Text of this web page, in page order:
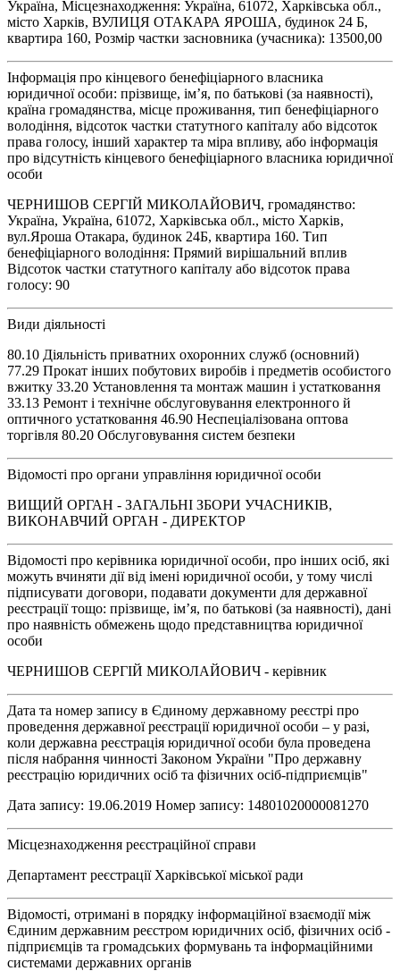
Україна, Місцезнаходження: Україна, 61072, Харківська обл.,
місто Харків, ВУЛИЦЯ ОТАКАРА ЯРОША, будинок 24 Б,
квартира 160, Розмір частки засновника (учасника): 13500,00
Інформація про кінцевого бенефіціарного власника
юридичної особи: прізвище, ім’я, по батькові (за наявності),
країна громадянства, місце проживання, тип бенефіціарного
володіння, відсоток частки статутного капіталу або відсоток
права голосу, інший характер та міра впливу, або інформація
про відсутність кінцевого бенефіціарного власника юридичної
особи
ЧЕРНИШОВ СЕРГІЙ МИКОЛАЙОВИЧ, громадянство:
Україна, Україна, 61072, Харківська обл., місто Харків,
вул.Яроша Отакара, будинок 24Б, квартира 160. Тип
бенефіціарного володіння: Прямий вирішальний вплив
Відсоток частки статутного капіталу або відсоток права
голосу: 90
Види діяльності
80.10 Діяльність приватних охоронних служб (основний)
77.29 Прокат інших побутових виробів і предметів особистого
вжитку 33.20 Установлення та монтаж машин і устатковання
33.13 Ремонт і технічне обслуговування електронного й
оптичного устатковання 46.90 Неспеціалізована оптова
торгівля 80.20 Обслуговування систем безпеки
Відомості про органи управління юридичної особи
ВИЩИЙ ОРГАН - ЗАГАЛЬНІ ЗБОРИ УЧАСНИКІВ,
ВИКОНАВЧИЙ ОРГАН - ДИРЕКТОР
Відомості про керівника юридичної особи, про інших осіб, які
можуть вчиняти дії від імені юридичної особи, у тому числі
підписувати договори, подавати документи для державної
реєстрації тощо: прізвище, ім’я, по батькові (за наявності), дані
про наявність обмежень щодо представництва юридичної
особи
ЧЕРНИШОВ СЕРГІЙ МИКОЛАЙОВИЧ - керівник
Дата та номер запису в Єдиному державному реєстрі про
проведення державної реєстрації юридичної особи – у разі,
коли державна реєстрація юридичної особи була проведена
після набрання чинності Законом України "Про державну
реєстрацію юридичних осіб та фізичних осіб-підприємців"
Дата запису: 19.06.2019 Номер запису: 14801020000081270
Місцезнаходження реєстраційної справи
Департамент реєстрації Харківської міської ради
Відомості, отримані в порядку інформаційної взаємодії між
Єдиним державним реєстром юридичних осіб, фізичних осіб -
підприємців та громадських формувань та інформаційними
системами державних органів